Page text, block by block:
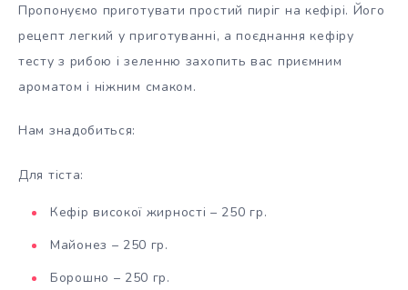
Пропонуємо приготувати простий пиріг на кефірі. Його
рецепт легкий у приготуванні, а поєднання кефіру
тесту з рибою і зеленню захопить вас приємним
ароматом і ніжним смаком.
Нам знадобиться:
Для тіста:
Кефір високої жирності – 250 гр.
Майонез – 250 гр.
Борошно – 250 гр.